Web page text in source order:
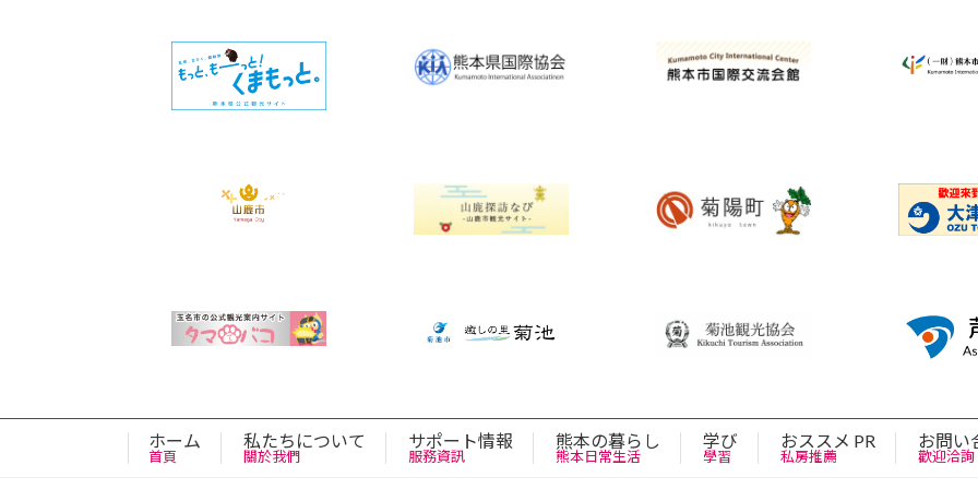
ホーム
首頁
私たちについて
關於我們
サポート情報
服務資訊
熊本の暮らし
熊本日常生活
学び
學習
おススメ PR
私房推薦
お問い
歡迎洽詢